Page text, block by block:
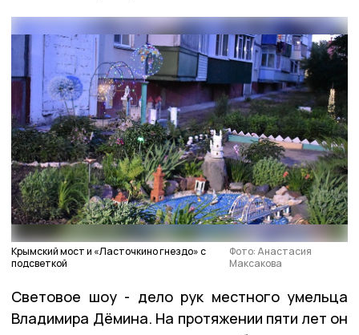
Крымский мост и «Ласточкино гнездо» с
подсветкой
Фото: Анастасия
Максакова
Световое шоу - дело рук местного умельца
Владимира Дёмина. На протяжении пяти лет он